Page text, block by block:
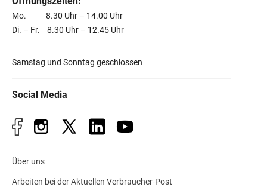
Mo. 8.30 Uhr – 14.00 Uhr
Di. – Fr. 8.30 Uhr – 12.45 Uhr
Samstag und Sonntag geschlossen
Social Media
Über uns
Arbeiten bei der Aktuellen Verbraucher-Post